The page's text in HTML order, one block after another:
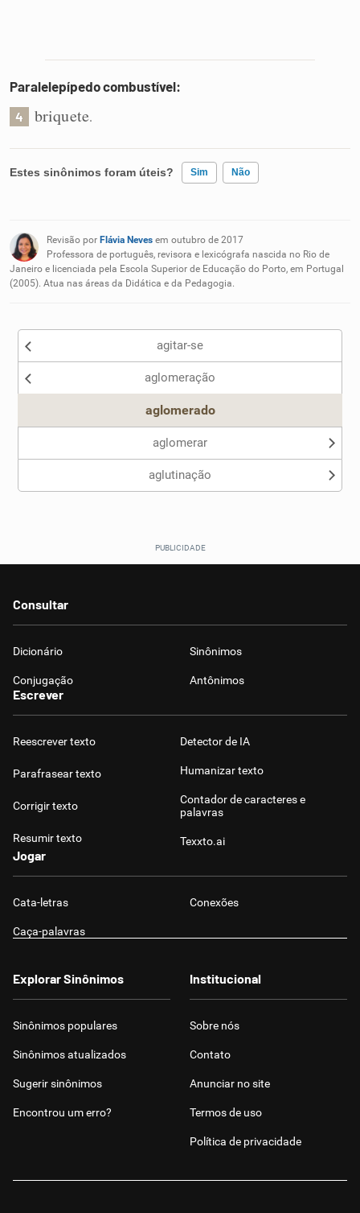
Paralelepípedo combustível:
4 briquete.
Estes sinônimos foram úteis? Sim Não
Nenhum dos sinônimos apresentados me ajudou
Outro
Revisão por Flávia Neves em outubro de 2017
Professora de português, revisora e lexicógrafa nascida no Rio de
Janeiro e licenciada pela Escola Superior de Educação do Porto, em Portugal
(2005). Atua nas áreas da Didática e da Pedagogia.
agitar-se
aglomeração
aglomerado
aglomerar
aglutinação
Consultar
Dicionário Sinônimos
Conjugação Antônimos
Escrever
Reescrever texto
Parafrasear texto
Corrigir texto
Resumir texto
Detector de IA
Humanizar texto
Contador de caracteres e
palavras
Texxto.ai
Jogar
Cata-letras Conexões
Caça-palavras
Explorar Sinônimos
Sinônimos populares
Sinônimos atualizados
Sugerir sinônimos
Encontrou um erro?
Institucional
Sobre nós
Contato
Anunciar no site
Termos de uso
Política de privacidade